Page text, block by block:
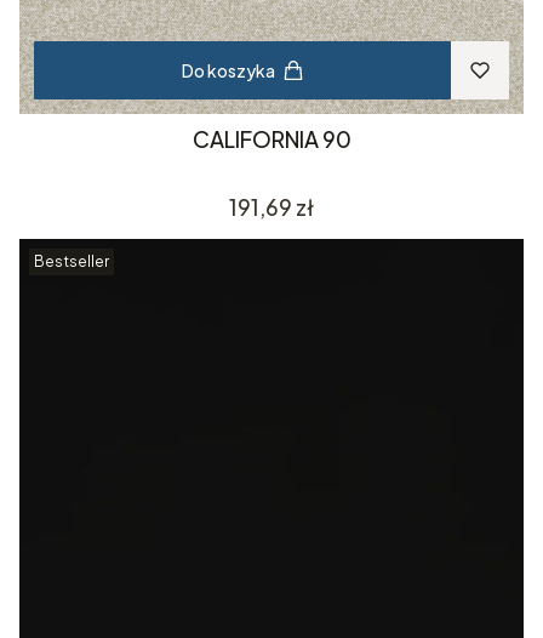
Do koszyka
CALIFORNIA 90
Cena
191,69 zł
Bestseller